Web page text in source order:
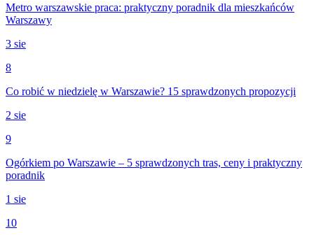
Metro warszawskie praca: praktyczny poradnik dla mieszkańców
Warszawy
3 sie
8
Co robić w niedzielę w Warszawie? 15 sprawdzonych propozycji
2 sie
9
Ogórkiem po Warszawie – 5 sprawdzonych tras, ceny i praktyczny
poradnik
1 sie
10